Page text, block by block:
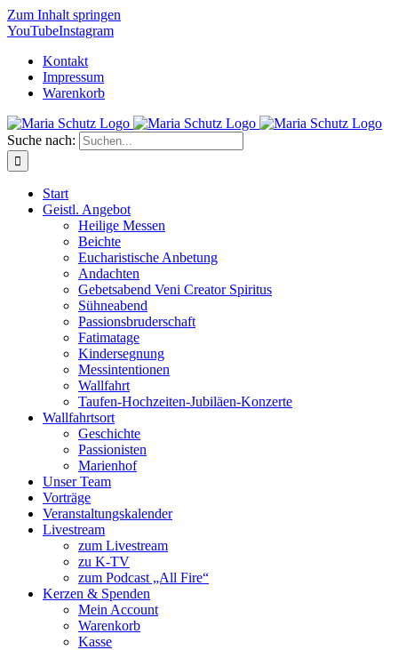
Zum Inhalt springen
YouTubeInstagram
Kontakt
Impressum
Warenkorb
Suche nach:
Start
Geistl. Angebot
Heilige Messen
Beichte
Eucharistische Anbetung
Andachten
Gebetsabend Veni Creator Spiritus
Sühneabend
Passionsbruderschaft
Fatimatage
Kindersegnung
Messintentionen
Wallfahrt
Taufen-Hochzeiten-Jubiläen-Konzerte
Wallfahrtsort
Geschichte
Passionisten
Marienhof
Unser Team
Vorträge
Veranstaltungskalender
Livestream
zum Livestream
zu K-TV
zum Podcast „All Fire“
Kerzen & Spenden
Mein Account
Warenkorb
Kasse